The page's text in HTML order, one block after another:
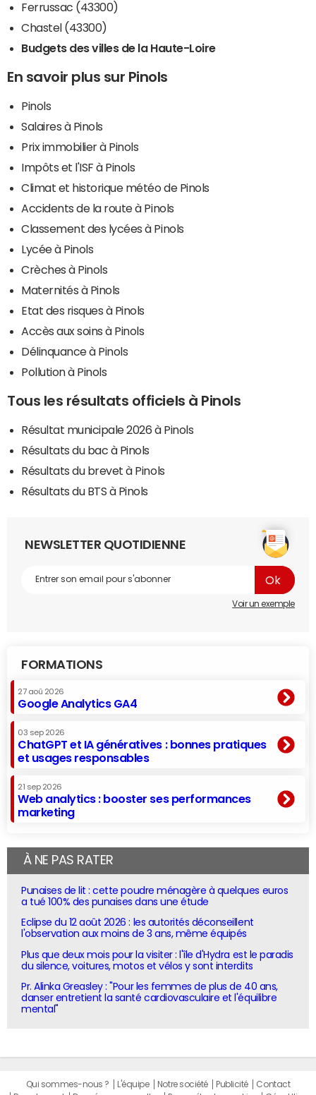
Ferrussac (43300)
Chastel (43300)
Budgets des villes de la Haute-Loire
En savoir plus sur Pinols
Pinols
Salaires à Pinols
Prix immobilier à Pinols
Impôts et l'ISF à Pinols
Climat et historique météo de Pinols
Accidents de la route à Pinols
Classement des lycées à Pinols
Lycée à Pinols
Crèches à Pinols
Maternités à Pinols
Etat des risques à Pinols
Accès aux soins à Pinols
Délinquance à Pinols
Pollution à Pinols
Tous les résultats officiels à Pinols
Résultat municipale 2026 à Pinols
Résultats du bac à Pinols
Résultats du brevet à Pinols
Résultats du BTS à Pinols
NEWSLETTER QUOTIDIENNE
Voir un exemple
FORMATIONS
27 aoû 2026
Google Analytics GA4
03 sep 2026
ChatGPT et IA génératives : bonnes pratiques
et usages responsables
21 sep 2026
Web analytics : booster ses performances
marketing
À NE PAS RATER
Punaises de lit : cette poudre ménagère à quelques euros
a tué 100% des punaises dans une étude
Eclipse du 12 août 2026 : les autorités déconseillent
l'observation aux moins de 3 ans, même équipés
Plus que deux mois pour la visiter : l'île d'Hydra est le paradis
du silence, voitures, motos et vélos y sont interdits
Pr. Alinka Greasley : "Pour les femmes de plus de 40 ans,
danser entretient la santé cardiovasculaire et l'équilibre
mental"
Qui sommes-nous ? L'équipe Notre société Publicité
Contact